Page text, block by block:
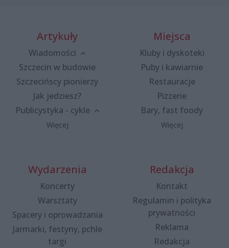
Artykuły
Wiadomości
Szczecin w budowie
Szczecińscy pionierzy
Jak jedziesz?
Publicystyka - cykle
Więcej
Miejsca
Kluby i dyskoteki
Puby i kawiarnie
Restauracje
Pizzerie
Bary, fast foody
Więcej
Wydarzenia
Koncerty
Warsztaty
Spacery i oprowadzania
Jarmarki, festyny, pchle
targi
Redakcja
Kontakt
Regulamin i polityka
prywatności
Reklama
Redakcja